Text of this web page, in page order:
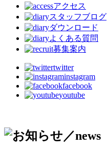
アクセス
スタッフブログ
ダウンロード
よくある質問
募集案内
twitter
instagram
facebook
youtube